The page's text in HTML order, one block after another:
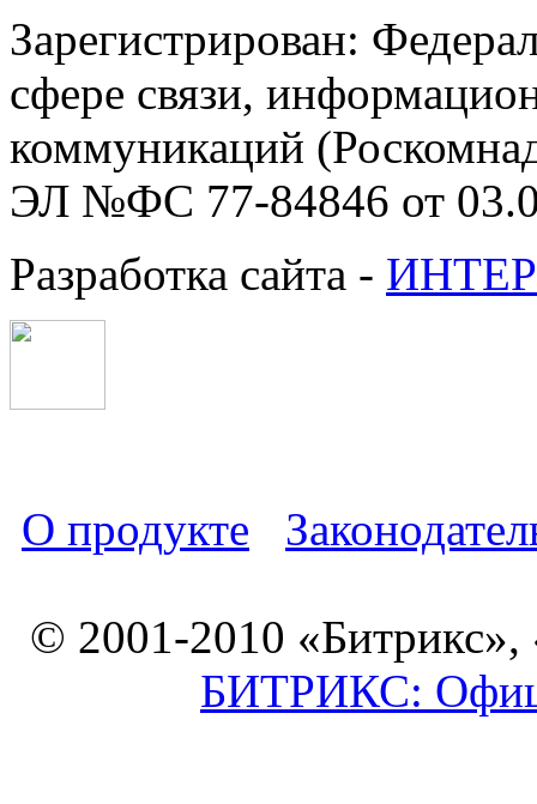
Зарегистрирован:
сфере связи,
коммуникаций
ЭЛ №ФС 77-84846 от
Разработка сайта -
О продукте
© 2001-2010 «Битрикс»,
БИТРИКС: